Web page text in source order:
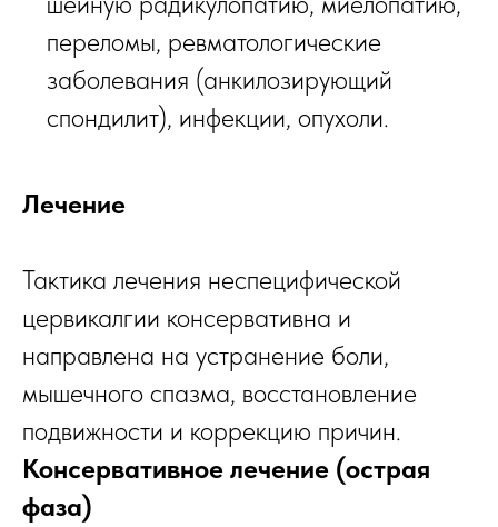
переломы, ревматологические
заболевания (анкилозирующий
спондилит), инфекции, опухоли.
Лечение
Тактика лечения неспецифической
цервикалгии консервативна и
направлена на устранение боли,
мышечного спазма, восстановление
подвижности и коррекцию причин.
Консервативное лечение (острая
фаза)